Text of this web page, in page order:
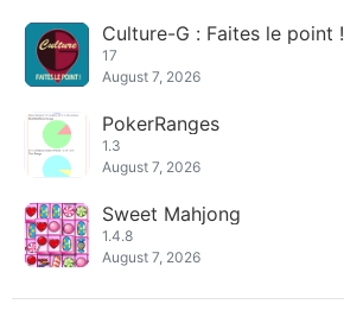
Culture-G : Faites le point !
17
August 7, 2026
PokerRanges
1.3
August 7, 2026
Sweet Mahjong
1.4.8
August 7, 2026